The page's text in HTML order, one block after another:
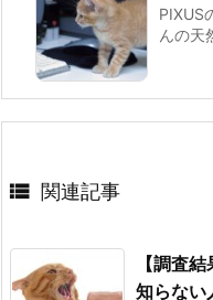
PIXUS
んの天
 関連記事
【調査
知らない